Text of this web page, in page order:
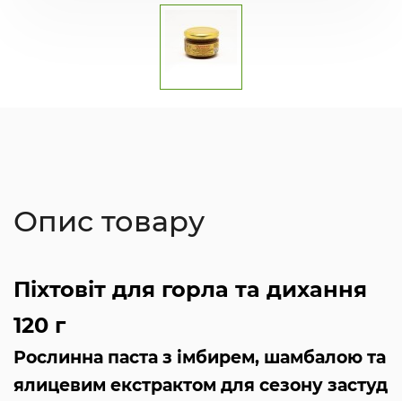
Опис товару
Піхтовіт для горла та дихання
120 г
Рослинна паста з імбирем, шамбалою та
ялицевим екстрактом для сезону застуд